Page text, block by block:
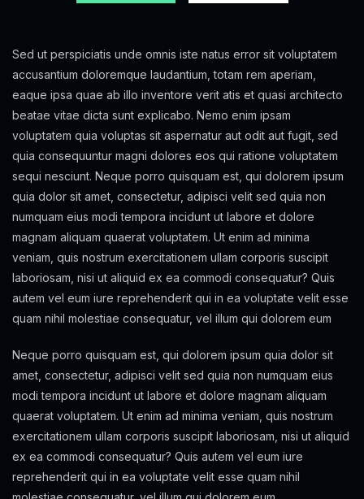
Sed ut perspiciatis unde omnis iste natus error sit voluptatem
accusantium doloremque laudantium, totam rem aperiam,
eaque ipsa quae ab illo inventore verit atis et quasi architecto
beatae vitae dicta sunt explicabo. Nemo enim ipsam
voluptatem quia voluptas sit aspernatur aut odit aut fugit, sed
quia consequuntur magni dolores eos qui ratione voluptatem
sequi nesciunt. Neque porro quisquam est, qui dolorem ipsum
quia dolor sit amet, consectetur, adipisci velit sed quia non
numquam eius modi tempora incidunt ut labore et dolore
magnam aliquam quaerat voluptatem. Ut enim ad minima
veniam, quis nostrum exercitationem ullam corporis suscipit
laboriosam, nisi ut aliquid ex ea commodi consequatur? Quis
autem vel eum iure reprehenderit qui in ea voluptate velit esse
quam nihil molestiae consequatur, vel illum qui dolorem eum
Neque porro quisquam est, qui dolorem ipsum quia dolor sit
amet, consectetur, adipisci velit sed quia non numquam eius
modi tempora incidunt ut labore et dolore magnam aliquam
quaerat voluptatem. Ut enim ad minima veniam, quis nostrum
exercitationem ullam corporis suscipit laboriosam, nisi ut aliquid
ex ea commodi consequatur? Quis autem vel eum iure
reprehenderit qui in ea voluptate velit esse quam nihil